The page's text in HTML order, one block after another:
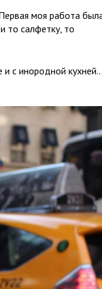
моя работа
то салфетку, то
и с инородной кухней…